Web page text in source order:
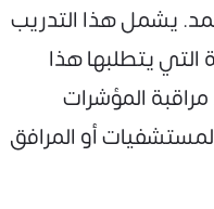
يشمل هذا التدريب
التي يتطلبها هذا
المؤشرات
أو المرافق